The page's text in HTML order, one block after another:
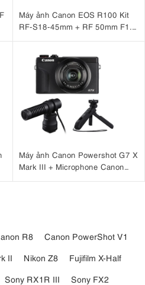
Máy ảnh Canon EOS R100 Kit
RF-S18-45mm + RF 50mm F1.8
Máy ảnh Canon Powershot G7 X
Mark III + Microphone Canon
R8
Canon PowerShot V1
II Nikon Z8
Fujifilm X-Half
Sony RX1R III
Sony FX2